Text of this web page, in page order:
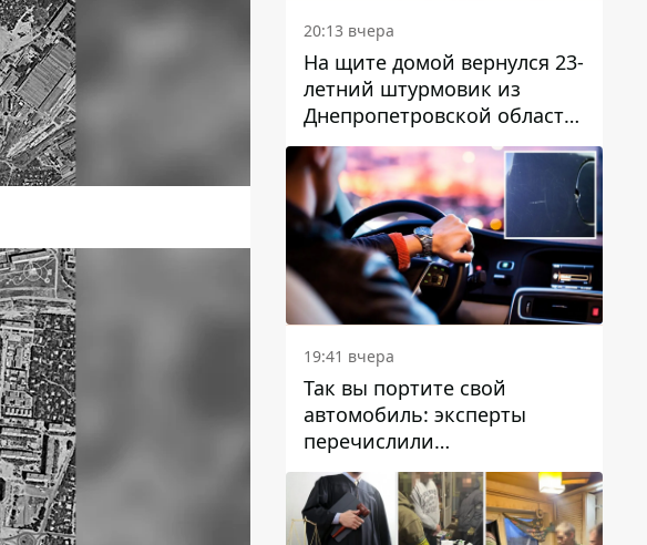
20:13 вчера
На щите домой вернулся 23-
летний штурмовик из
Днепропетровской области
Богдан Бескровный
19:41 вчера
Так вы портите свой
автомобиль: эксперты
перечислили
распространенные
привычки водителей,
которые на самом деле